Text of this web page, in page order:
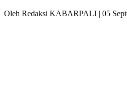
Oleh Redaksi KABARPALI | 05